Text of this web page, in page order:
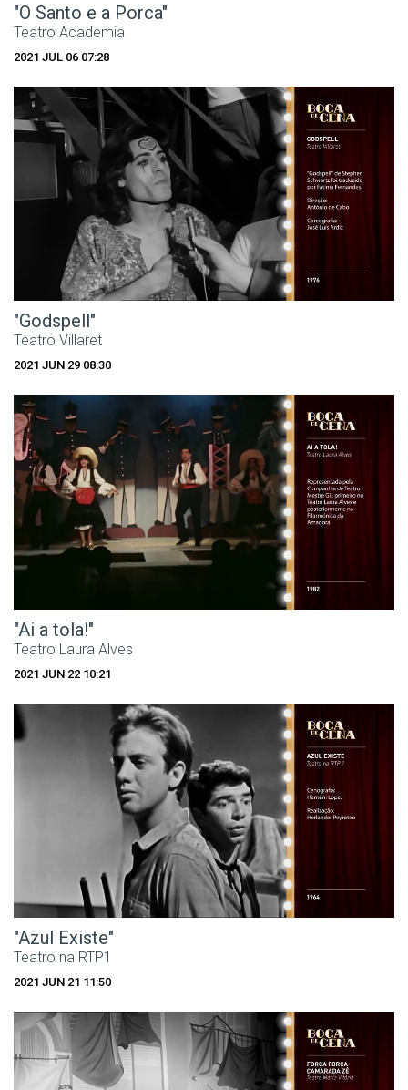
"O Santo e a Porca"
Teatro Academia
2021 JUL 06 07:28
"Godspell"
Teatro Villaret
2021 JUN 29 08:30
"Ai a tola!"
Teatro Laura Alves
2021 JUN 22 10:21
"Azul Existe"
Teatro na RTP1
2021 JUN 21 11:50